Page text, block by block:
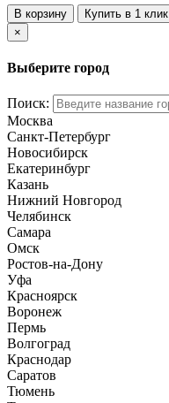
В корзину
Купить в 1 клик
×
Выберите город
Поиск:
Москва
Санкт-Петербург
Новосибирск
Екатеринбург
Казань
Нижний Новгород
Челябинск
Самара
Омск
Ростов-на-Дону
Уфа
Красноярск
Воронеж
Пермь
Волгоград
Краснодар
Саратов
Тюмень